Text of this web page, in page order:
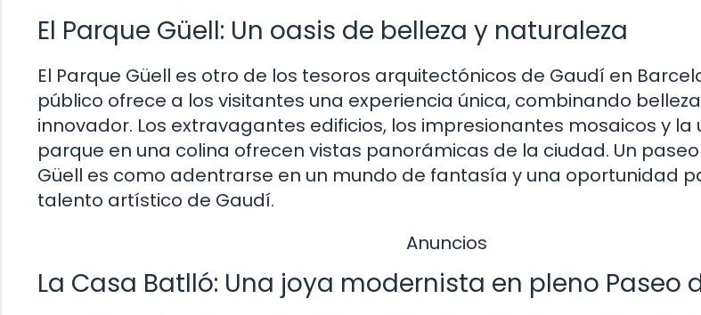
El Parque Güell: Un oasis de belleza y naturaleza
El Parque Güell es otro de los tesoros arquitectónicos de Gaudí en
público ofrece a los visitantes una experiencia única, combinando
innovador. Los extravagantes edificios, los impresionantes mosaicos y la
parque en una colina ofrecen vistas panorámicas de la ciudad. Un
Güell es como adentrarse en un mundo de fantasía y una oportunidad
talento artístico de Gaudí.
Anuncios
La Casa Batlló: Una joya modernista en pleno Paseo